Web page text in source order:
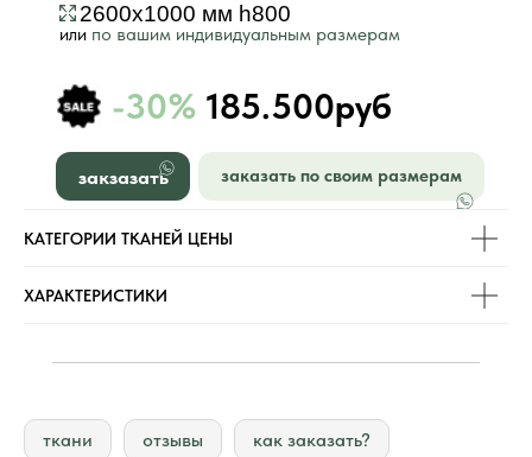
2600х1000 мм h800
илипо вашим индивидуальным размерам
185.500руб
-30%
закзазать заказать по своим размерам
КАТЕГОРИИ ТКАНЕЙ ЦЕНЫ
ХАРАКТЕРИСТИКИ
ткани отзывы как заказать?